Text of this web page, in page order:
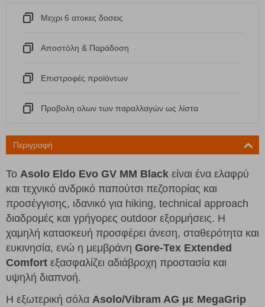
Μεχρι 6 ατοκες δοσεις
Αποστόλη & Παράδοση
Eπιστροφές προϊόντων
Προβολη ολων των παραλλαγών ως λίστα
Περιγραφή
Το Asolo Eldo Evo GV MM Black είναι ένα ελαφρύ
και τεχνικό ανδρικό παπούτσι πεζοπορίας και
προσέγγισης, ιδανικό για hiking, technical approach
διαδρομές και γρήγορες outdoor εξορμήσεις. Η
χαμηλή κατασκευή προσφέρει άνεση, σταθερότητα και
ευκινησία, ενώ η μεμβράνη Gore-Tex Extended
Comfort εξασφαλίζει αδιάβροχη προστασία και
υψηλή διαπνοή.
Η εξωτερική σόλα Asolo/Vibram AG με MegaGrip